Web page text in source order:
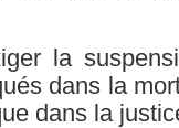
la
dans la
dans la